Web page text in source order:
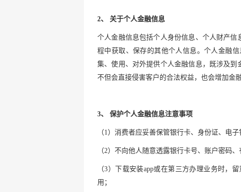
2、 关于个人金融信息
个人金融信息包括个人身份信息、个人财产
程中获取、保存的其他个人信息。个人金融
集、使用、对外提供个人金融信息，既涉及到
不但会直接侵害客户的合法权益，也会增加金
3、 保护个人金融信息注意事项
（1）消费者应妥善保管银行卡、身份证、电
（2）不向他人随意透露银行卡号、账户密码
（3）下载安装app或在第三方办理业务时，
用；